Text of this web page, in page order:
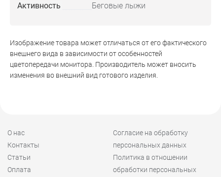
Активность
Беговые лыжи
Изображение товара может отличаться от его фактического
внешнего вида в зависимости от особенностей
цветопередачи монитора. Производитель может вносить
изменения во внешний вид готового изделия.
О нас
Контакты
Статьи
Оплата
Согласие на обработку
персональных данных
Политика в отношении
обработки персональных